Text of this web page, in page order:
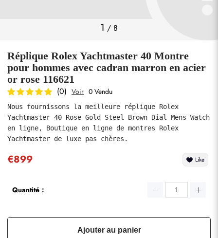
1 / 8
Réplique Rolex Yachtmaster 40 Montre
pour hommes avec cadran marron en acier
or rose 116621
(0) Voir 0 Vendu
Nous fournissons la meilleure réplique Rolex
Yachtmaster 40 Rose Gold Steel Brown Dial Mens Watch
en ligne, Boutique en ligne de montres Rolex
Yachtmaster de luxe pas chères.
€899 Like
Quantité：
Ajouter au panier
soumettre